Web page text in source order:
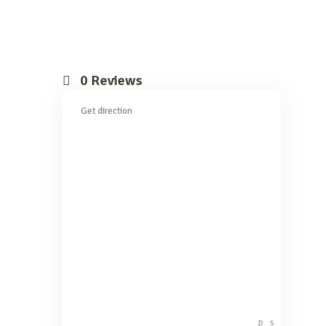
0 Reviews
Get direction